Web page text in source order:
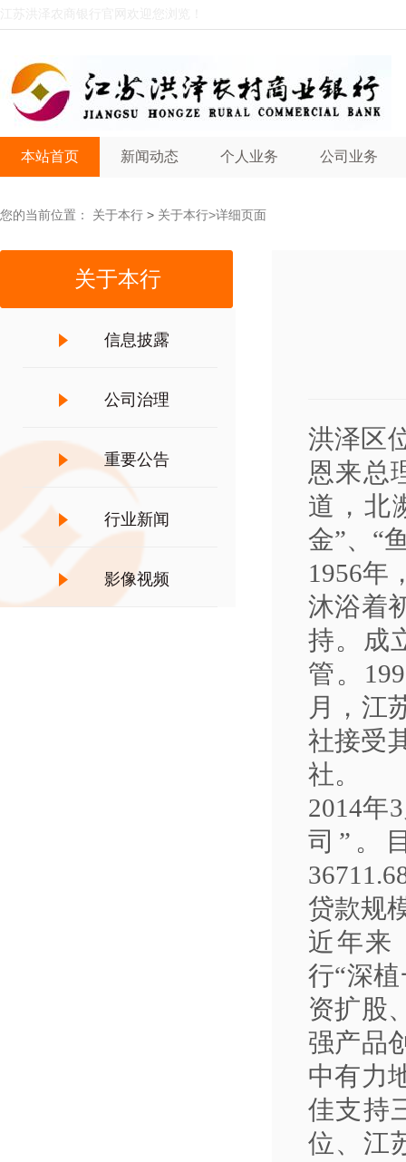
本站首页 新闻动态 个人业务 公司业务
关于本行
信息披露
公司治理
重要公告
行业新闻
影像视频
您的当前位置： 关于本行 > 关于本行>详细页面
洪泽区
恩来总
道，北
金”、“
1956年
沐浴着
持。成
管。
月，江
社接受
社。
2014年
司”。
36
贷款规
近年来
行“深
资扩股
强产品
中有力
佳支持
位、江